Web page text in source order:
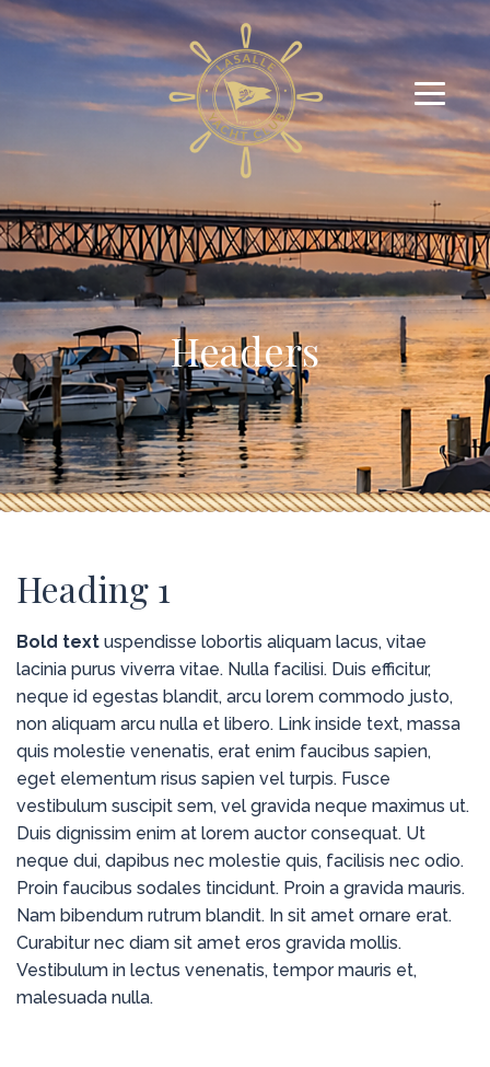
Headers
Heading 1
Bold text uspendisse lobortis aliquam lacus, vitae
lacinia purus viverra vitae. Nulla facilisi. Duis efficitur,
neque id egestas blandit, arcu lorem commodo justo,
non aliquam arcu nulla et libero. Link inside text, massa
quis molestie venenatis, erat enim faucibus sapien,
eget elementum risus sapien vel turpis. Fusce
vestibulum suscipit sem, vel gravida neque maximus ut.
Duis dignissim enim at lorem auctor consequat. Ut
neque dui, dapibus nec molestie quis, facilisis nec odio.
Proin faucibus sodales tincidunt. Proin a gravida mauris.
Nam bibendum rutrum blandit. In sit amet ornare erat.
Curabitur nec diam sit amet eros gravida mollis.
Vestibulum in lectus venenatis, tempor mauris et,
malesuada nulla.